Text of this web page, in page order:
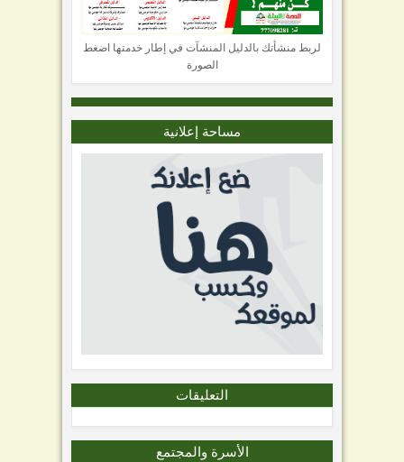
لربط منشأتك بالدليل المنشآت في إطار خدمتها اضغط
الصورة
مساحة إعلانية
التعليقات
الأسرة والمجتمع